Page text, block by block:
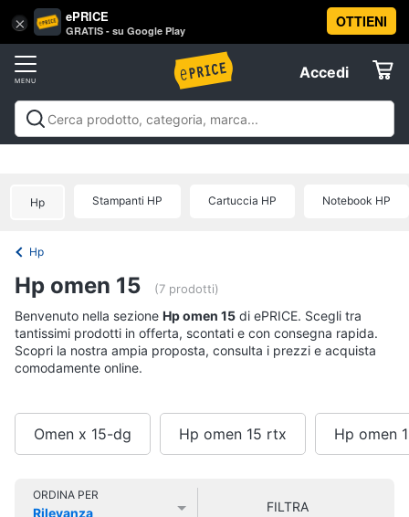
× ePRICE
GRATIS - su Google Play
OTTIENI
Accedi
Accedi
Registrati
Offerte
Tv
e
Home
Cinema
home
Videogiochi
Vai
al
Hp Stampanti HP Cartuccia HP Notebook HP
Hp
Hp omen 15 (7 prodotti)
Benvenuto nella sezione Hp omen 15 di ePRICE. Scegli tra
tantissimi prodotti in offerta, scontati e con consegna rapida.
Scopri la nostra ampia proposta, consulta i prezzi e acquista
comodamente online.
Omen x 15-dg Hp omen 15 rtx Hp omen
ORDINA PER
Rilevanza
FILTRA